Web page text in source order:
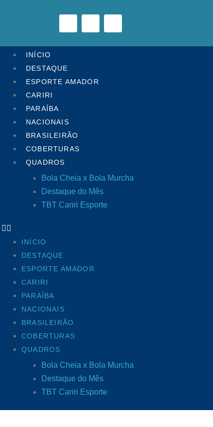
INÍCIO
DESTAQUE
ESPORTE AMADOR
CARIRI
PARAÍBA
NACIONAIS
BRASILEIRÃO
COBERTURAS
QUADROS
Bola Cheia x Bola Murcha
Destaque do Mês
TBT Cariri Esporte
INÍCIO
DESTAQUE
ESPORTE AMADOR
CARIRI
PARAÍBA
NACIONAIS
BRASILEIRÃO
COBERTURAS
QUADROS
Bola Cheia x Bola Murcha
Destaque do Mês
TBT Cariri Esporte